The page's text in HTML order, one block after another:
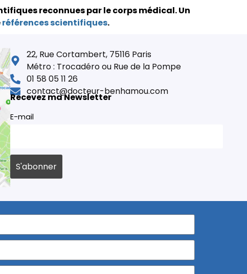
reconnues par le corps médical.Un
références scientifiques.
22, Rue Cortambert, 75116 Paris
Métro : Trocadéro ou Rue de la Pompe
01 58 05 11 26
contact@docteur-benhamou.com
Recevez ma Newsletter
E-mail